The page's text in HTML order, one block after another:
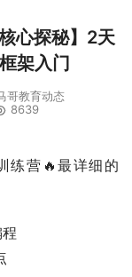
心探秘】2天
架入门
哥教育动态
8639
练营🔥最详细的